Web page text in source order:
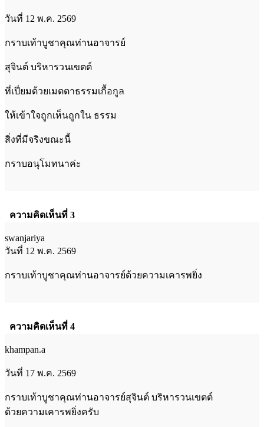
วันที่ 12 พ.ค. 2569
กราบเท้าบูชาคุณท่านอาจารย์
สุจินต์ บริหารวนเขตต์
ที่เปี่ยมด้วยเมตตาธรรมเกื้อกูล
ให้เข้าใจถูกเห็นถูกใน ธรรม
สิ่งที่มีจริงขณะนี้
กราบอนุโมทนาค่ะ
ความคิดเห็นที่ 3
swanjariya
วันที่ 12 พ.ค. 2569
กราบเท้าบูชาคุณท่านอาจารย์ด้วยความเคารพยิ่ง
ความคิดเห็นที่ 4
khampan.a
วันที่ 17 พ.ค. 2569
กราบเท้าบูชาคุณท่านอาจารย์สุจินต์ บริหารวนเขตต์
ด้วยความเคารพยิ่งครับ